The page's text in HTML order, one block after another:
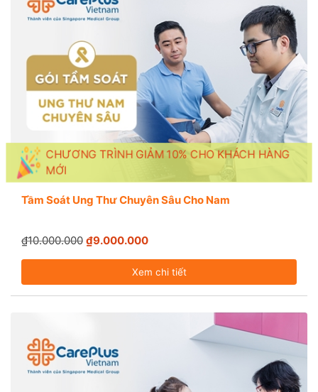
CHƯƠNG TRÌNH GIẢM 10% CHO KHÁCH HÀNG
MỚI
Tầm Soát Ung Thư Chuyên Sâu Cho Nam
₫10.000.000 ₫9.000.000
Xem chi tiết